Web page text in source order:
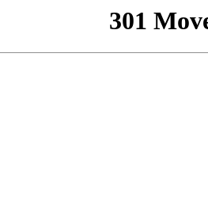
301